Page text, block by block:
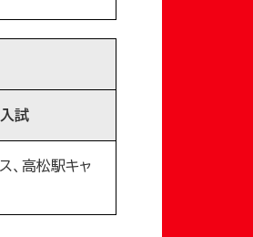
試
、高松駅キャ